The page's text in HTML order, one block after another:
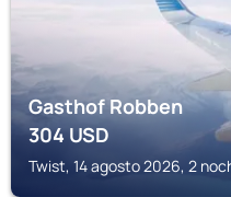
Gasthof Robben
304USD
Twist, 14 agosto 2026, 2